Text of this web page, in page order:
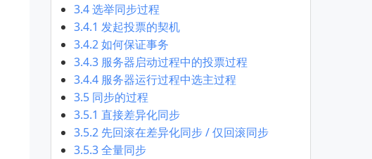
3.4 选举同步过程
3.4.1 发起投票的契机
3.4.2 如何保证事务
3.4.3 服务器启动过程中的投票过程
3.4.4 服务器运行过程中选主过程
3.5 同步的过程
3.5.1 直接差异化同步
3.5.2 先回滚在差异化同步 / 仅回滚同步
3.5.3 全量同步